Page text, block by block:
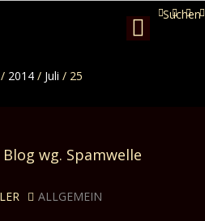
Suchen
Toggle
navigation
/ 2014 / Juli / 25
wg. Spamwelle
ALLGEMEIN